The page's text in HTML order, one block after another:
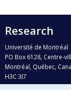
Research
Université de Montréal
PO Box 6128, Centre-
Montréal, Québec,
H3C 3J7